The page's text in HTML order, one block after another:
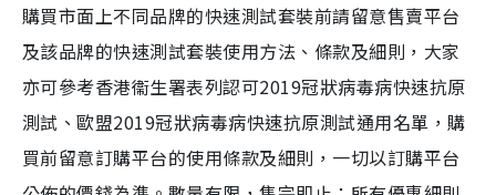
購買市面上不同品牌的快速測試套裝前請留意售賣平台
及該品牌的快速測試套裝使用方法、條款及細則，大家
亦可參考香港衞生署表列認可2019冠狀病毒病快速抗原
測試、歐盟2019冠狀病毒病快速抗原測試通用名單，購
買前留意訂購平台的使用條款及細則，一切以訂購平台